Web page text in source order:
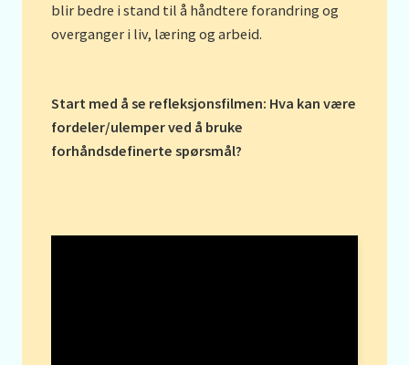
blir bedre i stand til å håndtere forandring og
overganger i liv, læring og arbeid.
Start med å se refleksjonsfilmen: Hva kan være
fordeler/ulemper ved å bruke
forhåndsdefinerte spørsmål?